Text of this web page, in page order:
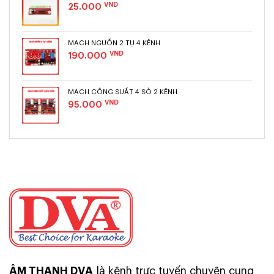
Trọng lượng: 4kg25.000 VND
MẠCH NGUỒN 2 TỤ 4 KÊNH
190.000 VND
MẠCH CÔNG SUẤT 4 SÒ 2 KÊNH
95.000 VND
ÂM THANH DVA là kênh trực tuyến chuyên cung